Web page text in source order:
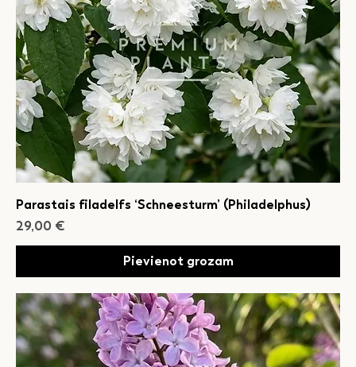
Parastais filadelfs ‘Schneesturm’ (Philadelphus)
Cena
29,00 €
Pievienot grozam